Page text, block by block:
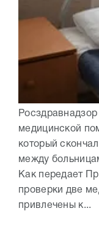
медицинской
который
между
Как передает
проверки две
привлечены к...